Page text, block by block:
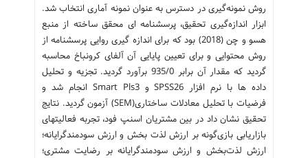
روش نمونه‌گیری در دسترس به عنوان نمونه آماری انتخاب شد.
ابزار اندازه‌گیری تحقیق، پرسشنامه ای محقق ساخته از منبع
هسو و چن (2018) بود که برای اندازه گیری روایی پرسشنامه از
روش محتوایی و برای تعیین پایایی آن آلفای کرونباخ محاسبه
گردید که مقدار آن برابر 935/0 برآورد گردید. تجزیه و تحلیل
داده ها با نرم افزار SPSS26 و Smart Pls3 انجام شد و
فرضیات با تحلیل معادلات ساختاری(SEM) آزمون گردید. نتایج
تحقیق نشان داد در بین مشتریان اسنپ فود، تجربه فعالیتهای
بازاریابی بازی‌گونه بر ارزش لذت بخش و ارزش سودمندگرایانه؛
ارزش لذت‌بخش و ارزش سودمندگرایانه بر رضایت مشتری؛